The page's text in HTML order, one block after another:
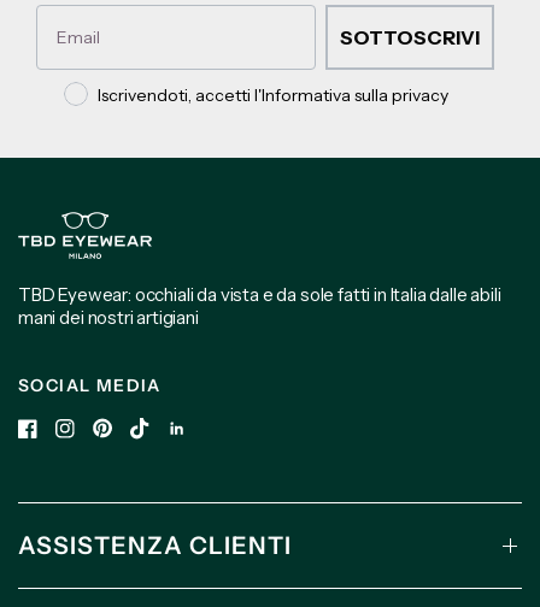
Email
SOTTOSCRIVI
Privacy policy
Iscrivendoti, accetti l'Informativa sulla privacy
TBD Eyewear: occhiali da vista e da sole fatti in Italia dalle abili
mani dei nostri artigiani
SOCIAL MEDIA
ASSISTENZA CLIENTI